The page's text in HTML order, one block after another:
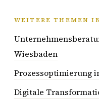
WEITERE THEMEN
Wiesbaden
Prozessoptimierung
Digitale